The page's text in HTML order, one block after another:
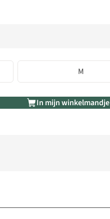
M
In mijn winkelmandje